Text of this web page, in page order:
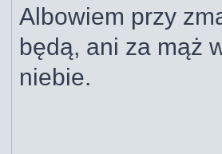
Albowiem przy
będą, ani za mąż
niebie.